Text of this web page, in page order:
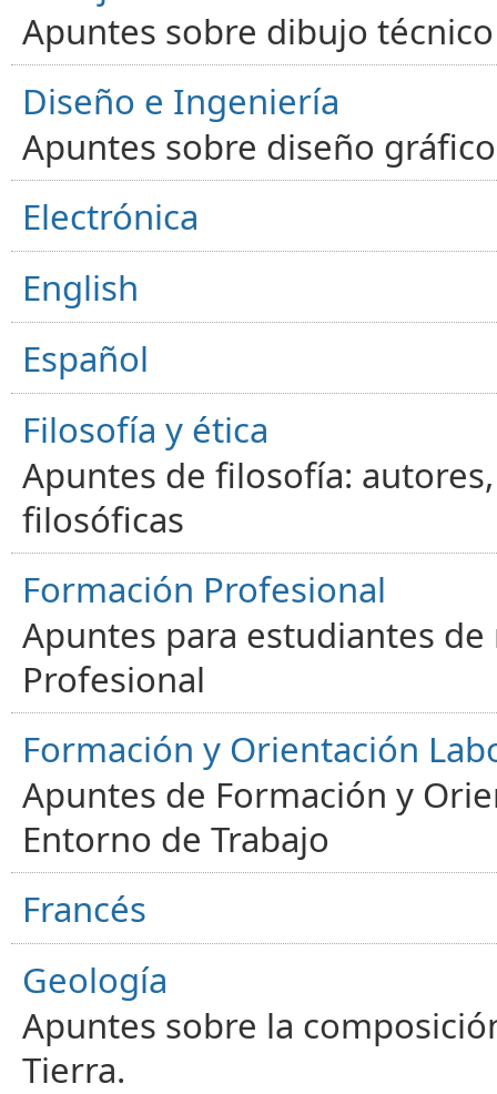
Apuntes sobre dibujo
Diseño e Ingeniería
Apuntes sobre diseño
Electrónica
English
Español
Filosofía y ética
Apuntes de filosofía:
filosóficas
Formación Profesional
Apuntes para estudiantes
Profesional
Formación y Orientación
Apuntes de Formación y
Entorno de Trabajo
Francés
Geología
Apuntes sobre la
Tierra.